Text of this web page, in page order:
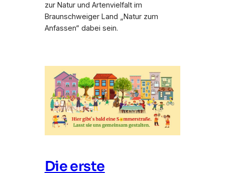
zur Natur und Artenvielfalt im
Braunschweiger Land „Natur zum
Anfassen“ dabei sein.
Die erste